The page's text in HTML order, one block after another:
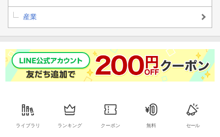
産業
ライブラリ ランキング クーポン 無料 セール